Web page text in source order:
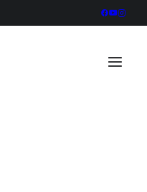
Intercolegial de Ajedrez